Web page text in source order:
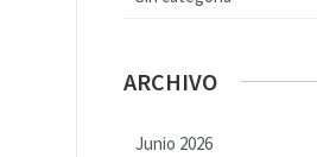
ARCHIVO
Junio 2026